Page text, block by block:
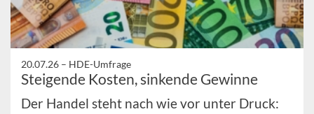
20.07.26 – HDE-Umfrage
Steigende Kosten, sinkende Gewinne
Der Handel steht nach wie vor unter Druck: